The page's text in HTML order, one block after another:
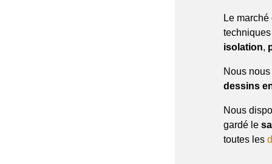
Le marché
isolation,
Nous
dessins
Nous
gardé le
toutes les